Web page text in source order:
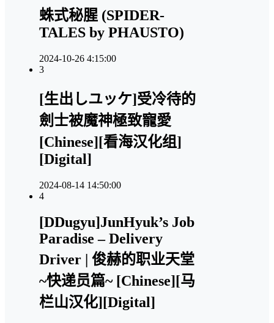
蛛式秘腥 (SPIDER-
TALES by PHAUSTO)
2024-10-26 4:15:00
3
[生出しユッケ]受冷待的
劍士被魔神極致寵愛
[Chinese][看海汉化组]
[Digital]
2024-08-14 14:50:00
4
[DDugyu]JunHyuk’s Job
Paradise – Delivery
Driver | 俊赫的职业天堂
~快递员篇~ [Chinese][马
栏山汉化][Digital]